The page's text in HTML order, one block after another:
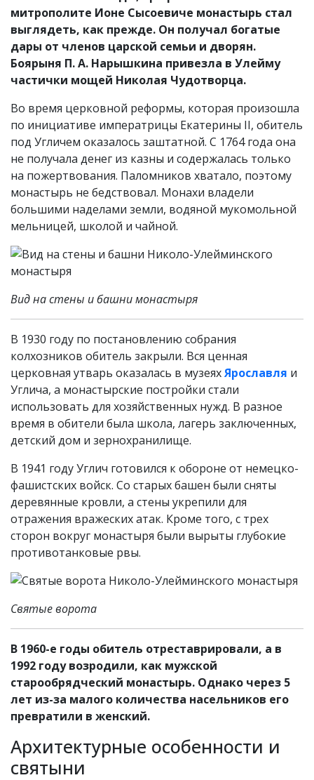
митрополите Ионе Сысоевиче монастырь стал
выглядеть, как прежде. Он получал богатые
дары от членов царской семьи и дворян.
Боярыня П. А. Нарышкина привезла в Улейму
частички мощей Николая Чудотворца.
Во время церковной реформы, которая произошла
по инициативе императрицы Екатерины II, обитель
под Угличем оказалось заштатной. С 1764 года она
не получала денег из казны и содержалась только
на пожертвования. Паломников хватало, поэтому
монастырь не бедствовал. Монахи владели
большими наделами земли, водяной мукомольной
мельницей, школой и чайной.
Вид на стены и башни монастыря
В 1930 году по постановлению собрания
колхозников обитель закрыли. Вся ценная
церковная утварь оказалась в музеяхЯрославля и
Углича, а монастырские постройки стали
использовать для хозяйственных нужд. В разное
время в обители была школа, лагерь заключенных,
детский дом и зернохранилище.
В 1941 году Углич готовился к обороне от немецко-
фашистских войск. Со старых башен были сняты
деревянные кровли, а стены укрепили для
отражения вражеских атак. Кроме того, с трех
сторон вокруг монастыря были вырыты глубокие
противотанковые рвы.
Святые ворота
В 1960-е годы обитель отреставрировали, а в
1992 году возродили, как мужской
старообрядческий монастырь. Однако через 5
лет из-за малого количества насельников его
превратили в женский.
Архитектурные особенности и
святыни